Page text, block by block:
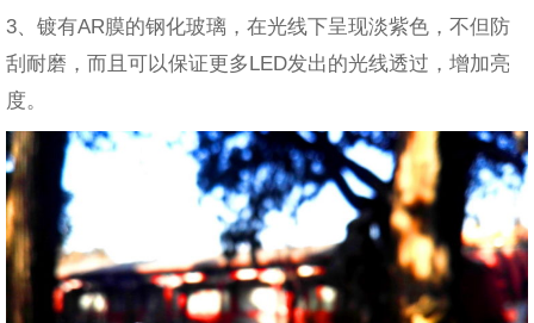
3、镀有AR膜的钢化玻璃，在光线下呈现淡紫色，不但防
刮耐磨，而且可以保证更多LED发出的光线透过，增加亮
度。